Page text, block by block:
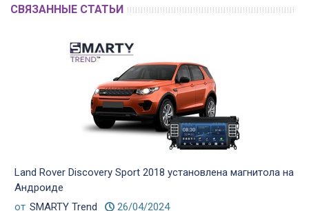
СВЯЗАННЫЕ СТАТЬИ
Land Rover Discovery Sport 2018 установлена магнитола на
Андроиде
от SMARTY Trend 26/04/2024